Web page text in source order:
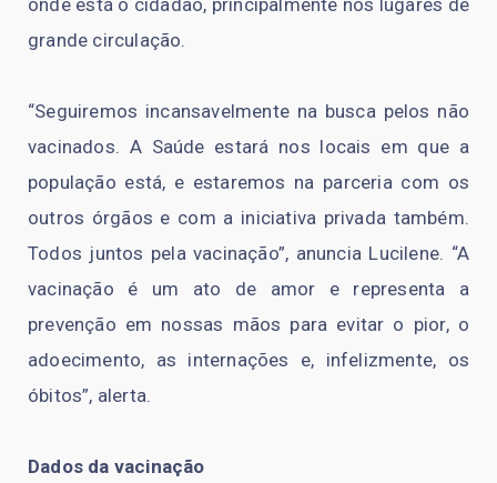
grande circulação.
“Seguiremos incansavelmente na busca pelos não
vacinados. A Saúde estará nos locais em que a
população está, e estaremos na parceria com os
outros órgãos e com a iniciativa privada também.
Todos juntos pela vacinação”, anuncia Lucilene. “A
vacinação é um ato de amor e representa a
prevenção em nossas mãos para evitar o pior, o
adoecimento, as internações e, infelizmente, os
óbitos”, alerta.
Dados da vacinação